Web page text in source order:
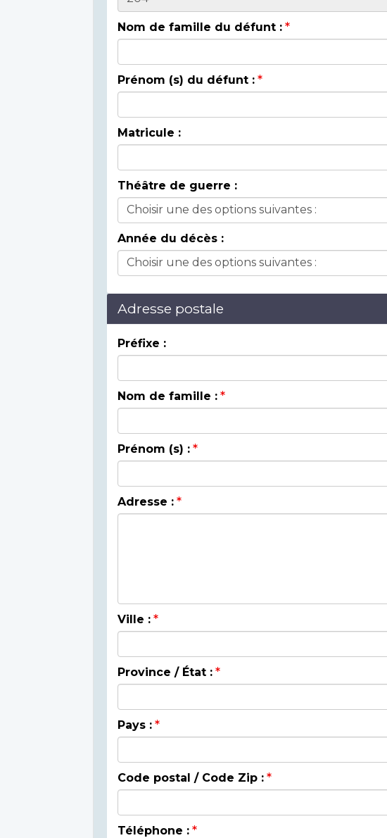
Nom de famille du défunt :
Prénom (s) du défunt :
Matricule :
Théâtre de guerre :
Année du décès :
Adresse postale
Préfixe :
Nom de famille :
Prénom (s) :
Adresse :
Ville :
Province / État :
Pays :
Code postal / Code Zip :
Téléphone :